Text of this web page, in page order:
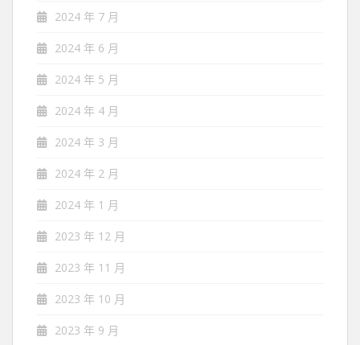
2024 年 7 月
2024 年 6 月
2024 年 5 月
2024 年 4 月
2024 年 3 月
2024 年 2 月
2024 年 1 月
2023 年 12 月
2023 年 11 月
2023 年 10 月
2023 年 9 月